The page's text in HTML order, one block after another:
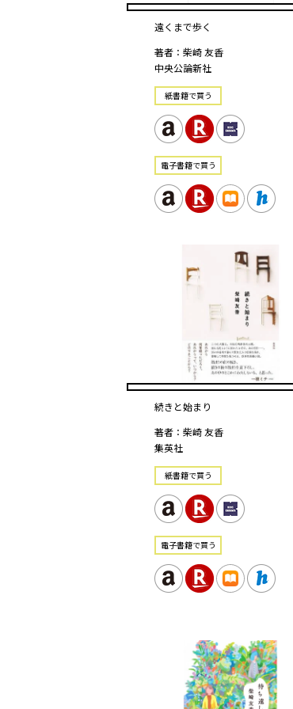
遠くまで歩く
著者：柴崎 友香
中央公論新社
紙書籍で買う
電⼦書籍で買う
続きと始まり
著者：柴崎 友香
集英社
紙書籍で買う
電⼦書籍で買う